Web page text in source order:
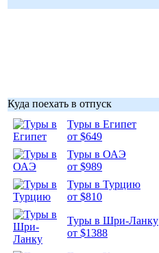
Куда поехать в отпуск
Туры в Египет
от $649
Туры в ОАЭ
от $989
Туры в Турцию
от $810
Туры в Шри-Ланку
от $1388